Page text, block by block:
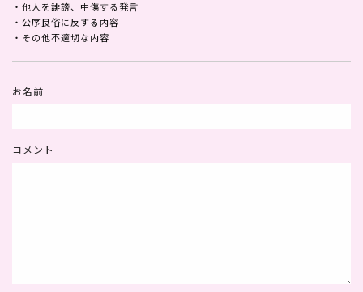
・他人を誹謗、中傷する発言
・公序良俗に反する内容
・その他不適切な内容
お名前
コメント